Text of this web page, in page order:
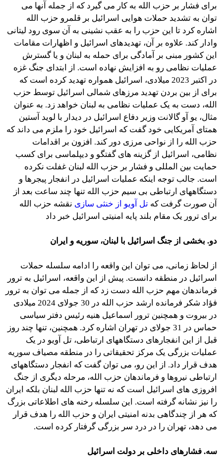
برای فشار بر حزب الله به کار می گیرد که از جمله آنها می
توان به تشدید حملات هوایی اسرائیل بر قلمرو حزب الله
اشاره کرد تا این حزب را به عقب نشینی به آن سوی رود لیتانی
وادار کند. علاوه بر آن، تهدیدهای اسرائیل و اظهارات مقامات
این کشور مبنی بر آمادگی برای حمله به لبنان و یا گسترش
عملیات نظامی رو به افزایش نهاده است. از ابتدای جنگ غزه
در اکتبر 2023 میلادی، اسرائیل همواره تهدید کرده است که
برای از بین بردن تهدید مرزهای شمالی اسرائیل توسط حزب
الله، دست به یک عملیات نظامی به لبنان خواهد زد. به عنوان
مثال، یو آو گالانت وزیر دفاع اسرائیل در دیدار با لوید آستین
همتای آمریکایی خود گفت که اسرائیل خود را ملزم می داند که
حزب الله را از نواحی مرزی دور کند. افزون بر اقدامات
نظامی، اسرائیل از گزینه های گفتگو و دیپلماسی برای کسب
حمایت بین المللی و فشار بر حزب الله لبنان غفلت نکرده
است. جالب توجه اینکه عملیات اسرائیل در انفجار پیجرها و
دستگاههای ارتباطی بی سیم حزب الله تنها چند ساعت بعد از
آن صورت گرفت که تل آویو از خنثی سازی نقشه حزب الله
برای ترور یک مقام بلند پایه امنیتی اسرائیل خبر داد
دو. بخشی از جنگ اسرائیل با لبنان، سوریه و ایران
از لحاظ زمانی، می توان این واقعه را ادامه سلسله حملات
اسرائیل در منطقه دانست. پیش از این واقعه، اسرائیل به ترور
فرماندهان مهم حزب الله دست زد که از جمله می توان به ترور
فؤاد شکر فرمانده ارشد حزب الله در 30 جولای 2024 میلادی
در بیروت و همچنین ترور اسماعیل هنیه رئیس دفتر سیاسی
حماس در 31 جولای در تهران اشاره کرد. همچنین، تنها چند روز
قبل از این انفجارهای دستگاههای ارتباطی، تل آویو در یک
عملیات بزرگی یک مرکز تحقیقاتی را در منطقه مصیاف سوریه
هدف قرار داد. از این رو، می توان گفت که انفجار دستگاههای
ارتباطی نیروها و فرماندهان حزب الله، مرحله دیگری از جنگ
افروزی های اسرائیل است که نه تنها حزب الله لبنان بلکه ایران
را نیز نشانه گرفته است. این سلسله رخنه های اطلاعاتی بزرگ
که هر از چندگاهی بدنه امنیتی ایران و حزب الله را هدف قرار
می دهد، تهران را در درد سر بزرگی گرفتار کرده است.
سه. فشارهای داخلی بر دولت اسرائیل